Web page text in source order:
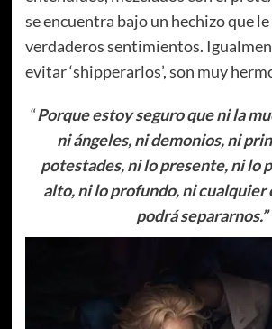
se encuentra bajo un hechizo que
verdaderos sentimientos.
evitar ‘shipperarlos’, son muy
“Porque estoy seguro que ni la
ni ángeles, ni demonios, ni
potestades, ni lo presente, ni lo
alto, ni lo profundo, ni cualquier
podrá separarnos.”